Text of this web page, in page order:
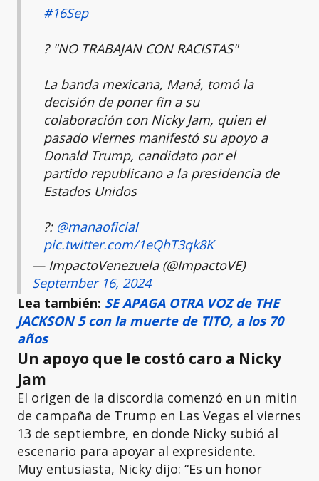
#16Sep
? "NO TRABAJAN CON RACISTAS"
La banda mexicana, Maná, tomó la
decisión de poner fin a su
colaboración con Nicky Jam, quien el
pasado viernes manifestó su apoyo a
Donald Trump, candidato por el
partido republicano a la presidencia de
Estados Unidos
?: @manaoficial
pic.twitter.com/1eQhT3qk8K
— ImpactoVenezuela (@ImpactoVE)
September 16, 2024
Lea también: SE APAGA OTRA VOZ de THE
JACKSON 5 con la muerte de TITO, a los 70
años
Un apoyo que le costó caro a Nicky
Jam
El origen de la discordia comenzó en un mitin
de campaña de Trump en Las Vegas el viernes
13 de septiembre, en donde Nicky subió al
escenario para apoyar al expresidente.
Muy entusiasta, Nicky dijo: “Es un honor